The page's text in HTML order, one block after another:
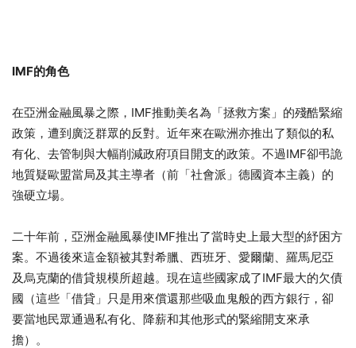
IMF的角色
在亞洲金融風暴之際，IMF推動美名為「拯救方案」的殘酷緊縮
政策，遭到廣泛群眾的反對。近年來在歐洲亦推出了類似的私
有化、去管制與大幅削減政府項目開支的政策。不過IMF卻弔詭
地質疑歐盟當局及其主導者（前「社會派」德國資本主義）的
強硬立場。
二十年前，亞洲金融風暴使IMF推出了當時史上最大型的紓困方
案。不過後來這金額被其對希臘、西班牙、愛爾蘭、羅馬尼亞
及烏克蘭的借貸規模所超越。現在這些國家成了IMF最大的欠債
國（這些「借貸」只是用來償還那些吸血鬼般的西方銀行，卻
要當地民眾通過私有化、降薪和其他形式的緊縮開支來承
擔）。